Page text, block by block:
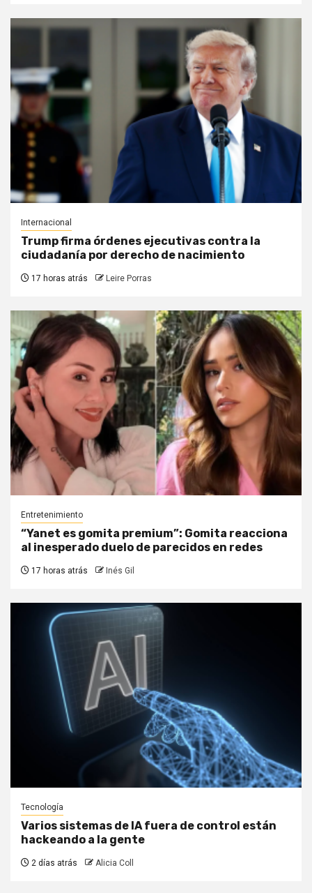
Internacional
Trump firma órdenes ejecutivas contra la
ciudadanía por derecho de nacimiento
17 horas atrás Leire Porras
Entretenimiento
“Yanet es gomita premium”: Gomita reacciona
al inesperado duelo de parecidos en redes
17 horas atrás Inés Gil
Tecnología
Varios sistemas de IA fuera de control están
hackeando a la gente
2 días atrás Alicia Coll